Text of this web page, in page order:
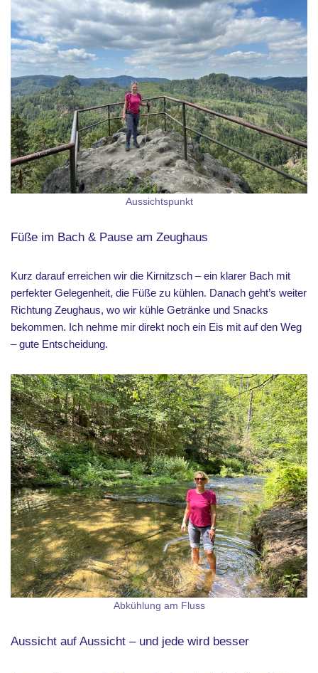
Aussichtspunkt
Füße im Bach & Pause am Zeughaus
Kurz darauf erreichen wir die Kirnitzsch – ein klarer Bach mit
perfekter Gelegenheit, die Füße zu kühlen. Danach geht’s weiter
Richtung Zeughaus, wo wir kühle Getränke und Snacks
bekommen. Ich nehme mir direkt noch ein Eis mit auf den Weg
– gute Entscheidung.
Abkühlung am Fluss
Aussicht auf Aussicht – und jede wird besser